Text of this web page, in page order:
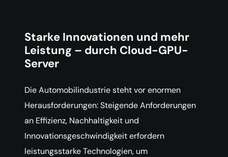
Starke Innovationen und mehr
Leistung – durch Cloud-GPU-
Server
Die Automobilindustrie steht vor enormen
Herausforderungen: Steigende Anforderungen
an Effizienz, Nachhaltigkeit und
Innovationsgeschwindigkeit erfordern
leistungsstarke Technologien, um